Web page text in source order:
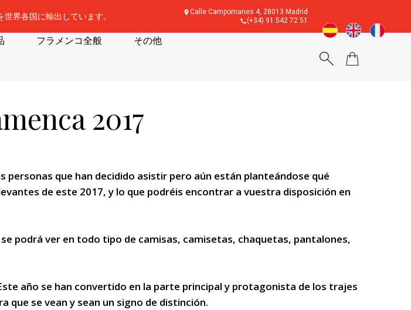
界各国に輸出しています。
Calle Campomanes 4, 28013 Madrid
(+34) 91 542 72 51
フラメンコ全般 その他
2017
personas que han decidido asistir pero aún están planteándose qué
de este 2017, y lo que podréis encontrar a vuestra disposición en
podrá ver en todo tipo de camisas, camisetas, chaquetas, pantalones,
año se han convertido en la parte principal y protagonista de los trajes
que se vean y sean un signo de distinción.